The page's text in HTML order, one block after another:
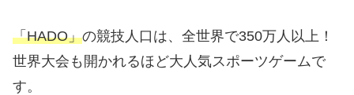
「HADO」の競技人口は、全世界で350万人以上！
世界大会も開かれるほど大人気スポーツゲームで
す。